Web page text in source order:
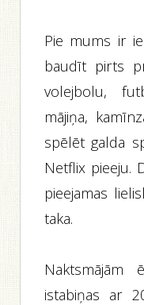
Pie mums ir
baudīt pirts
volejbolu,
mājiņa,
spēlēt galda
Netflix pieeju.
pieejamas
taka.
Naktsmājām
istabiņas ar